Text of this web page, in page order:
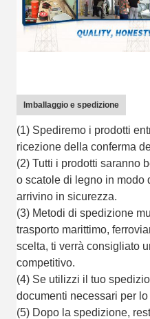
Imballaggio e spedizione
(1) Spediremo i prodotti
ricezione della conferma
(2) Tutti i prodotti saranno
o scatole di legno in modo
arrivino in sicurezza.
(3) Metodi di spedizione
trasporto marittimo,
scelta, ti verrà consigliato
competitivo.
(4) Se utilizzi il tuo
documenti necessari per
(5) Dopo la spedizione,